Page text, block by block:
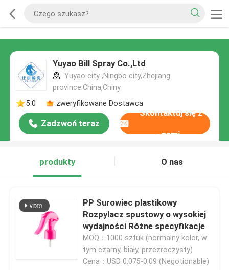
Yuyao Bill Spray Co.,Ltd
Yuyao city ,Ningbo city,Zhejiang
province.China,Chiny
5.0
zweryfikowane Dostawca
Zadzwoń teraz
Skontaktuj się z
nami
produkty O nas
PP Surowiec plastikowy
Rozpylacz spustowy o wysokiej
wydajności Różne specyfikacje
MOQ：1000 sztuk (normalny kolor, w
tym czarny, biały, przezroczysty)
Cena：USD 0.075-0.09 (Negotionable)